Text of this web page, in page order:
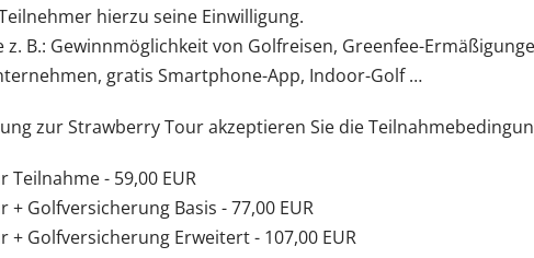
hierzu seine Einwilligung.
B.: Gewinnmöglichkeit von Golfreisen, Greenfee-
gratis Smartphone-App, Indoor-Golf …
zur Strawberry Tour akzeptieren Sie die
Teilnahme - 59,00 EUR
+ Golfversicherung Basis - 77,00 EUR
+ Golfversicherung Erweitert - 107,00 EUR